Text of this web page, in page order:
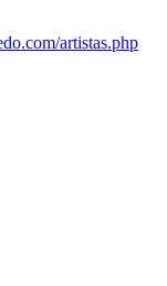
artistas.php